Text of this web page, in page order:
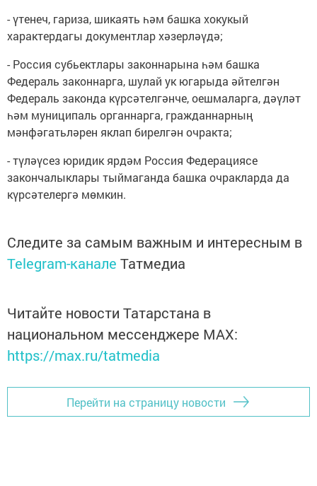
- үтенеч, гариза, шикаять һәм башка хокукый
характердагы документлар хәзерләүдә;
- Россия субьектлары законнарына һәм башка
Федераль законнарга, шулай ук югарыда әйтелгән
Федераль законда күрсәтелгәнче, оешмаларга, дәүләт
һәм муниципаль органнарга, гражданнарның
мәнфәгатьләрен яклап бирелгән очракта;
- түләүсез юридик ярдәм Россия Федерациясе
закончалыклары тыймаганда башка очракларда да
күрсәтелергә мөмкин.
Следите за самым важным и интересным в
Telegram-канале Татмедиа
Читайте новости Татарстана в
национальном мессенджере MАХ:
https://max.ru/tatmedia
Перейти на страницу новости